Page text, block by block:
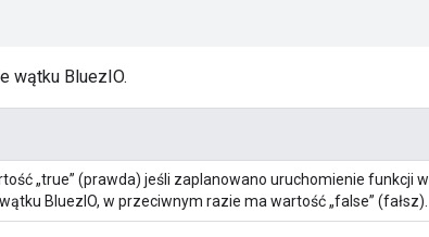
wątku BluezIO.
„true” (prawda) jeśli zaplanowano uruchomienie funkcji w
BluezIO, w przeciwnym razie ma wartość „false” (fałsz).